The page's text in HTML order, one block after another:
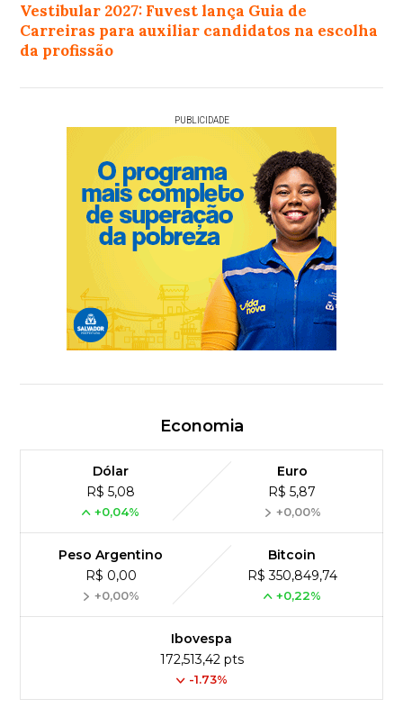
Vestibular 2027: Fuvest lança Guia de
Carreiras para auxiliar candidatos na escolha
da profissão
PUBLICIDADE
Economia
Dólar
R$ 5,08
+0,04%
Euro
R$ 5,87
+0,00%
Peso Argentino
R$ 0,00
+0,00%
Bitcoin
R$ 350,849,74
+0,22%
Ibovespa
172,513,42 pts
-1.73%